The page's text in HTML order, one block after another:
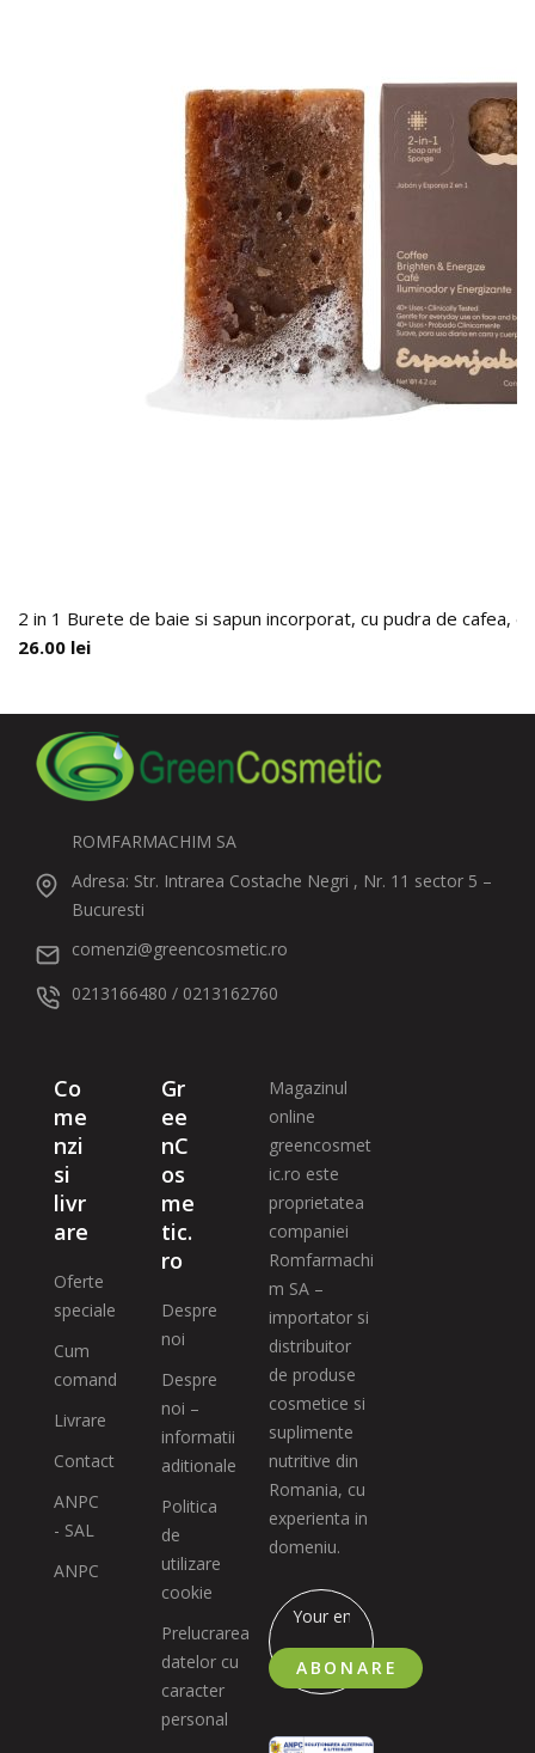
2 in 1 Burete de baie si sapun incorporat, cu pudra de cafea,
26.00 lei
ROMFARMACHIM SA
Adresa: Str. Intrarea Costache Negri , Nr. 11 sector 5 –
Bucuresti
comenzi@greencosmetic.ro
0213166480 / 0213162760
Co
me
nzi
si
livr
are
Oferte
speciale
Cum
comand
Livrare
Contact
ANPC
- SAL
ANPC
Gr
ee
nC
os
me
tic.
ro
Despre
noi
Despre
noi –
informatii
aditionale
Politica
de
utilizare
cookie
Prelucrarea
datelor cu
caracter
personal
Magazinul
online
greencosmet
ic.ro este
proprietatea
companiei
Romfarmachi
m SA –
importator si
distribuitor
de produse
cosmetice si
suplimente
nutritive din
Romania, cu
experienta in
domeniu.
ABONARE